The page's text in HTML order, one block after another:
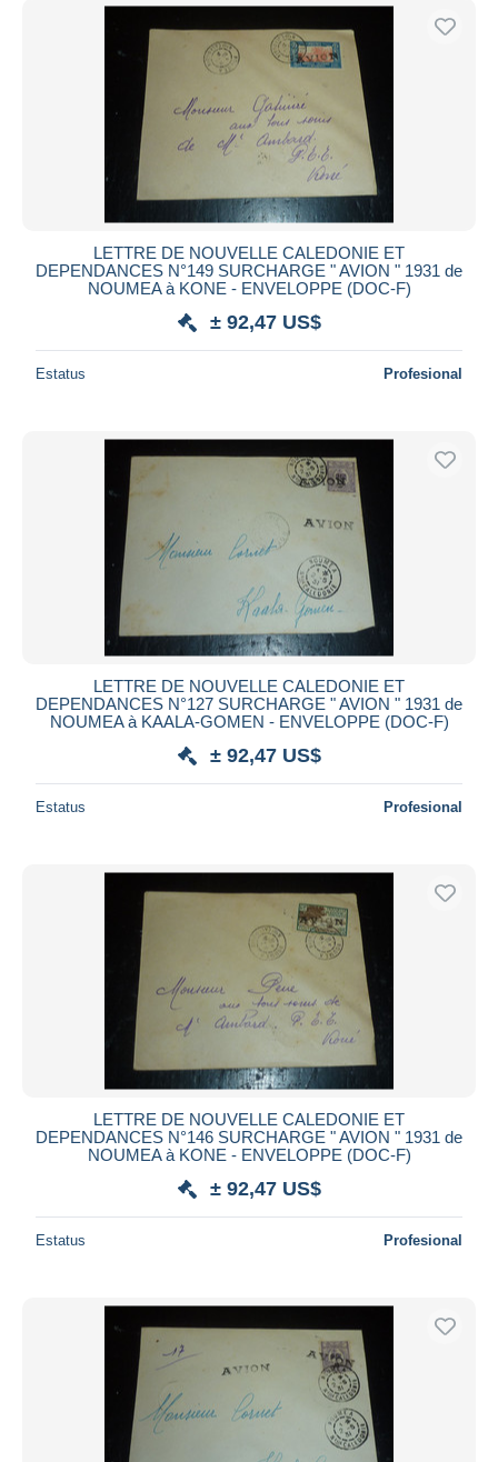
LETTRE DE NOUVELLE CALEDONIE ET
DEPENDANCES N°149 SURCHARGE " AVION " 1931 de
NOUMEA à KONE - ENVELOPPE (DOC-F)
± 92,47 US$
Estatus Profesional
LETTRE DE NOUVELLE CALEDONIE ET
DEPENDANCES N°127 SURCHARGE " AVION " 1931 de
NOUMEA à KAALA-GOMEN - ENVELOPPE (DOC-F)
± 92,47 US$
Estatus Profesional
LETTRE DE NOUVELLE CALEDONIE ET
DEPENDANCES N°146 SURCHARGE " AVION " 1931 de
NOUMEA à KONE - ENVELOPPE (DOC-F)
± 92,47 US$
Estatus Profesional